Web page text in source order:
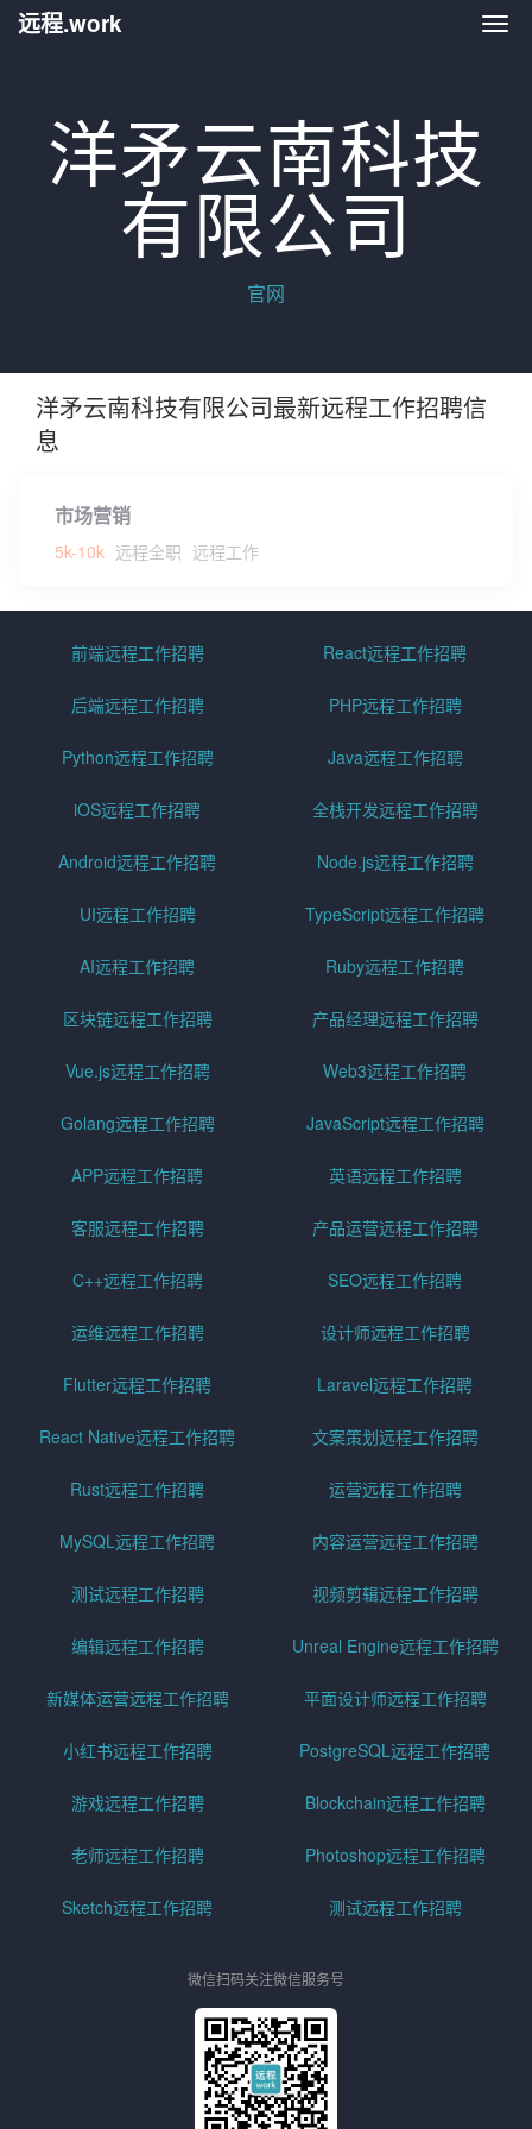
远
远程.work
洋矛云南科技
有限公司
官网
洋矛云南科技有限公司最新远程工作招聘信
息
市场营销
5k-10k 远程全职 远程工作
前端远程工作招聘 React远程工作招聘
后端远程工作招聘 PHP远程工作招聘
Python远程工作招聘 Java远程工作招聘
iOS远程工作招聘 全栈开发远程工作招聘
Android远程工作招聘 Node.js远程工作招聘
UI远程工作招聘 TypeScript远程工作招聘
AI远程工作招聘 Ruby远程工作招聘
区块链远程工作招聘 产品经理远程工作招聘
Vue.js远程工作招聘 Web3远程工作招聘
Golang远程工作招聘 JavaScript远程工作招聘
APP远程工作招聘 英语远程工作招聘
客服远程工作招聘 产品运营远程工作招聘
C++远程工作招聘 SEO远程工作招聘
运维远程工作招聘 设计师远程工作招聘
Flutter远程工作招聘 Laravel远程工作招聘
React Native远程工作招聘 文案策划远程工作招聘
Rust远程工作招聘 运营远程工作招聘
MySQL远程工作招聘 内容运营远程工作招聘
测试远程工作招聘 视频剪辑远程工作招聘
编辑远程工作招聘 Unreal Engine远程工作招聘
新媒体运营远程工作招聘 平面设计师远程工作招聘
小红书远程工作招聘 PostgreSQL远程工作招聘
游戏远程工作招聘 Blockchain远程工作招聘
老师远程工作招聘 Photoshop远程工作招聘
Sketch远程工作招聘 测试远程工作招聘
微信扫码关注微信服务号